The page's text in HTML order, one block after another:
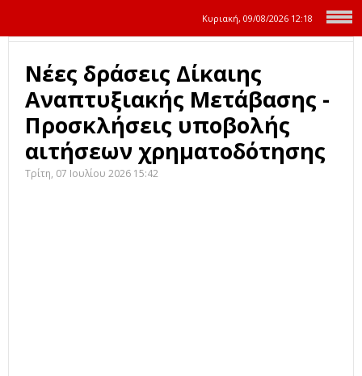
Κυριακή, 09/08/2026 12:18
Νέες δράσεις Δίκαιης
Αναπτυξιακής Μετάβασης -
Προσκλήσεις υποβολής
αιτήσεων χρηματοδότησης
Τρίτη, 07 Ιουλίου 2026 15:42